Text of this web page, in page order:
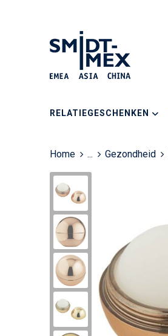
RELATIEGESCHENKEN
Home ... Gezondheid